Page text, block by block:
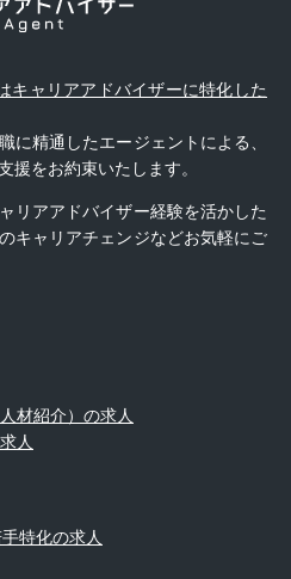
キャリアアドバイザーに特化した
に精通したエージェントによる、
援をお約束いたします。
リアアドバイザー経験を活かした
キャリアチェンジなどお気軽にご
材紹介）の求人
人
特化の求人